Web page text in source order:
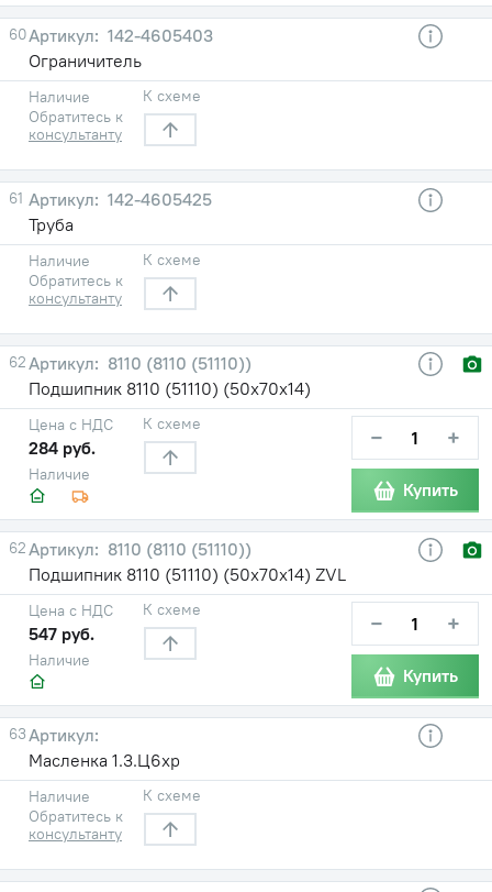
60
142-4605403
Ограничитель
Наличие
Обратитесь к
консультанту
К схеме
61
142-4605425
Труба
Наличие
Обратитесь к
консультанту
К схеме
62
8110 (8110 (51110))
Подшипник 8110 (51110) (50х70х14)
Наличие
Цена с НДС
284 руб.
К схеме − +
Купить
62
8110 (8110 (51110))
Подшипник 8110 (51110) (50х70х14) ZVL
Наличие
Цена с НДС
547 руб.
К схеме − +
Купить
63
Масленка 1.3.Ц6хр
Наличие
Обратитесь к
консультанту
К схеме